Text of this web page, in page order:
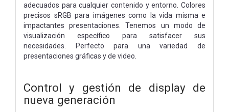
adecuados para cualquier contenido y entorno. Colores
precisos sRGB para imágenes como la vida misma e
impactantes presentaciones. Tenemos un modo de
visualización específico para satisfacer sus
necesidades. Perfecto para una variedad de
presentaciones gráficas y de video.
Control y gestión de display de
nueva generación